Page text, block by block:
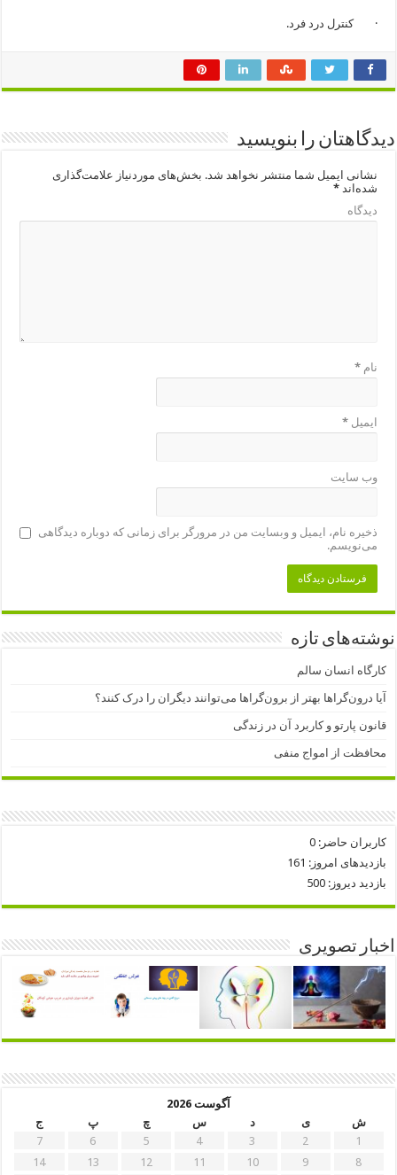
· كنترل درد فرد.
دیدگاهتان را بنویسید
نشانی ایمیل شما منتشر نخواهد شد. بخش‌های موردنیاز علامت‌گذاری
شده‌اند*
دیدگاه
نام*
ایمیل*
وب‌ سایت
ذخیره نام، ایمیل و وبسایت من در مرورگر برای زمانی که دوباره دیدگاهی
می‌نویسم.
نوشته‌های تازه
کارگاه انسان سالم
آیا درون‌گراها بهتر از برون‌گراها می‌توانند دیگران را درک کنند؟
قانون پارتو و کاربرد آن در زندگی
محافظت از امواج منفی
کاربران حاضر:0
بازدیدهای امروز: 161
بازدید دیروز:500
اخبار تصویری
آگوست 2026
ش
ی د س چ پ
ج
1
2
3
4
5
6
7
8
9
10
11
12
13
14